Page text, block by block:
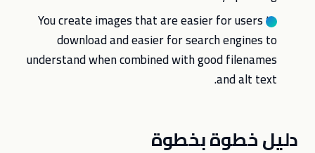
You create images that are easier for users to
download and easier for search engines to
understand when combined with good filenames
and alt text.
دليل خطوة بخطوة